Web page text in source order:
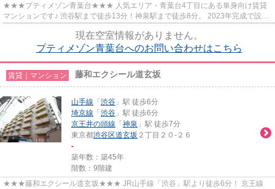
★★★プティメゾン青葉台★★★ 人気エリア・青葉台4丁目にある単身向け賃貸
マンションです♪ 渋谷駅まで徒歩13分！神泉駅まで徒歩8分。 2023年完成で設備
現在空室情報がありません。
プティメゾン青葉台へのお問い合わせはこちら
賃貸｜マンション 藤和エクシール道玄坂
山手線 「 渋谷 」駅 徒歩6分
埼京線 「 渋谷 」駅 徒歩6分
京王井の頭線 「 神泉 」駅 徒歩7分
東京都渋谷区道玄坂 ２丁目２０-２６
-
築年数：築45年
階数：9階建
★★★藤和エクシール道玄坂★★★ JR山手線「渋谷」駅より徒歩6分！ 京王線